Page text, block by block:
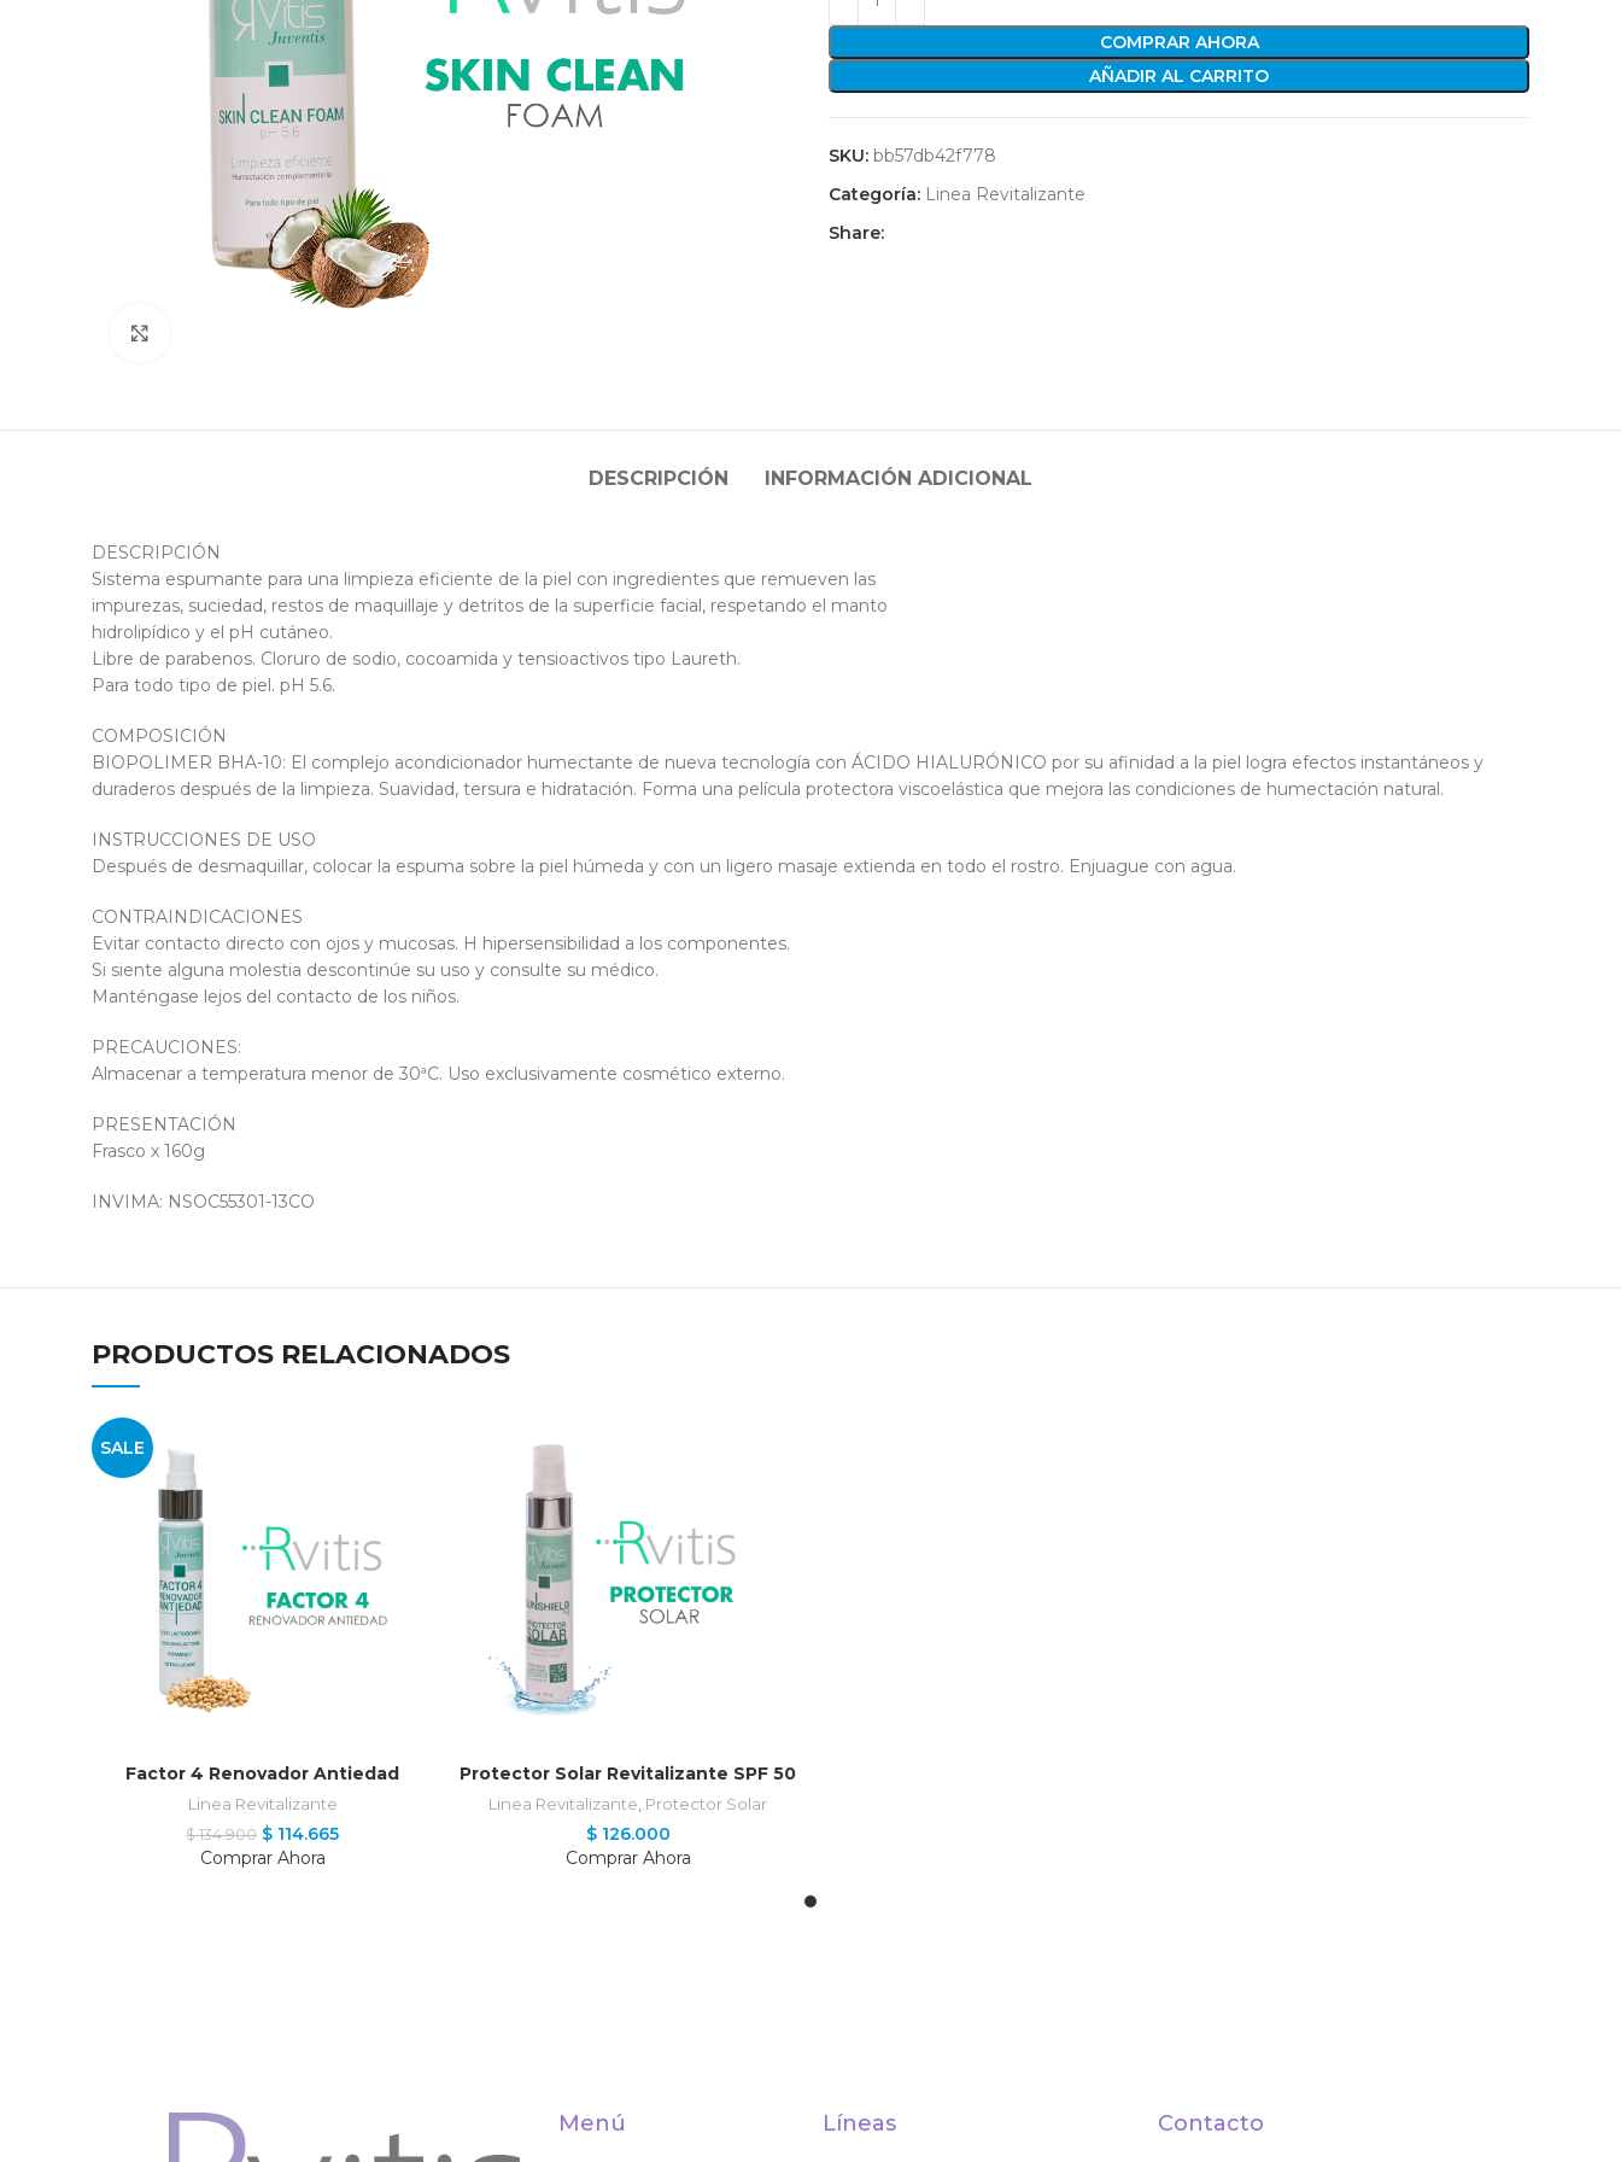
COMPRAR AHORA
AÑADIR AL CARRITO
SKU: bb57db42f778
Categoría: Linea Revitalizante
Share:
DESCRIPCIÓN INFORMACIÓN ADICIONAL
DESCRIPCIÓN
Sistema espumante para una limpieza eficiente de la piel con ingredientes que remueven las
impurezas, suciedad, restos de maquillaje y detritos de la superficie facial, respetando el manto
hidrolipídico y el pH cutáneo.
Libre de parabenos. Cloruro de sodio, cocoamida y tensioactivos tipo Laureth.
Para todo tipo de piel. pH 5.6.
COMPOSICIÓN
BIOPOLIMER BHA-10: El complejo acondicionador humectante de nueva tecnología con ÁCIDO HIALURÓNICO por su afinidad a la piel logra efectos instantáneos y
duraderos después de la limpieza. Suavidad, tersura e hidratación. Forma una película protectora viscoelástica que mejora las condiciones de humectación natural.
INSTRUCCIONES DE USO
Después de desmaquillar, colocar la espuma sobre la piel húmeda y con un ligero masaje extienda en todo el rostro. Enjuague con agua.
CONTRAINDICACIONES
Evitar contacto directo con ojos y mucosas. H hipersensibilidad a los componentes.
Si siente alguna molestia descontinúe su uso y consulte su médico.
Manténgase lejos del contacto de los niños.
PRECAUCIONES:
Almacenar a temperatura menor de 30ªC. Uso exclusivamente cosmético externo.
PRESENTACIÓN
Frasco x 160g
INVIMA: NSOC55301-13CO
PRODUCTOS RELACIONADOS
SALE
AÑADIR AL CARRITO
Factor 4 Renovador Antiedad
Linea Revitalizante
$134.900 $ 114.665
Comprar Ahora
AÑADIR AL CARRITO
Protector Solar Revitalizante SPF 50
Linea Revitalizante Protector Solar
$126.000
Comprar Ahora
Menú Líneas Contacto